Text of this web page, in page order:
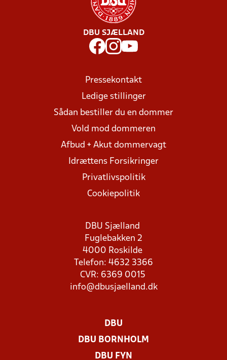
DBU SJÆLLAND
Pressekontakt
Ledige stillinger
Sådan bestiller du en dommer
Vold mod dommeren
Afbud + Akut dommervagt
Idrættens Forsikringer
Privatlivspolitik
Cookiepolitik
DBU Sjælland
Fuglebakken 2
4000 Roskilde
Telefon: 4632 3366
CVR: 6369 0015
info@dbusjaelland.dk
DBU
DBU BORNHOLM
DBU FYN